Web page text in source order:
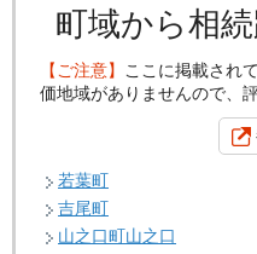
町域から相
【ご注意】 ここに掲載され
価地域がありませんので、
若葉町
吉尾町
山之口町山之口